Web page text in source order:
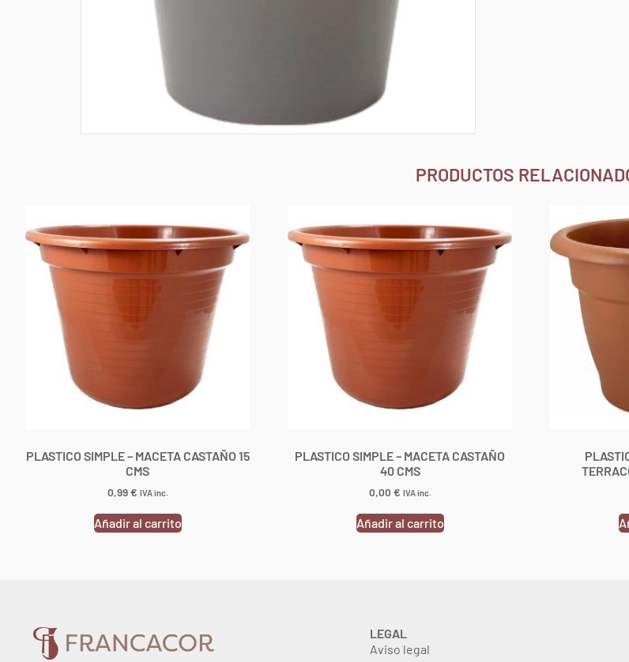
PRODUCTOS
PLASTICO SIMPLE – MACETA CASTAÑO 15
CMS
0,99€ IVA inc.
Añadir al carrito
PLASTICO SIMPLE – MACETA CASTAÑO
40 CMS
0,00 € IVA inc.
Añadir al carrito
LEGAL
Aviso legal